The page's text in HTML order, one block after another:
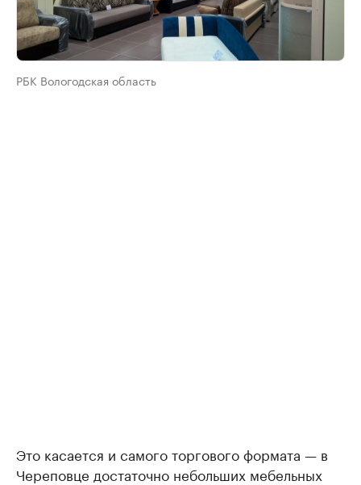
РБК Вологодская область
Это касается и самого торгового формата — в
Череповце достаточно небольших мебельных